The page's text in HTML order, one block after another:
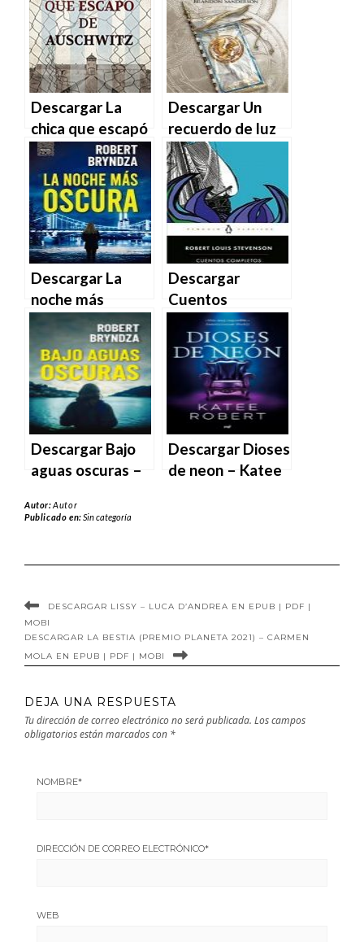
EPUB | PDF |
MOBI
EPUB | PDF |
MOBI
Descargar La
chica que escapó
de Auschwitz de
Ellie Midwood en
EPUB | PDF |
MOBI
Descargar Un
recuerdo de luz
de Robert Jordan
y Brandon
Sanderson en
EPUB | PDF |
MOBI
Descargar La
noche más
oscura de Robert
Bryndza en EPUB
| PDF | MOBI
Descargar
Cuentos
completos de
Robert Louis
Stevenson en
EPUB | PDF |
MOBI
Descargar Bajo
aguas oscuras –
en EPUB | PDF |
Descargar Dioses
de neon – Katee
Autor:Autor
Publicado en:Sin categoría
DESCARGAR LISSY – LUCA D’ANDREA EN EPUB | PDF |
MOBI
DESCARGAR LA BESTIA (PREMIO PLANETA 2021) – CARMEN
MOLA EN EPUB | PDF | MOBI
DEJA UNA RESPUESTA
Tu dirección de correo electrónico no será publicada. Los campos
obligatorios están marcados con *
NOMBRE*
DIRECCIÓN DE CORREO ELECTRÓNICO*
WEB